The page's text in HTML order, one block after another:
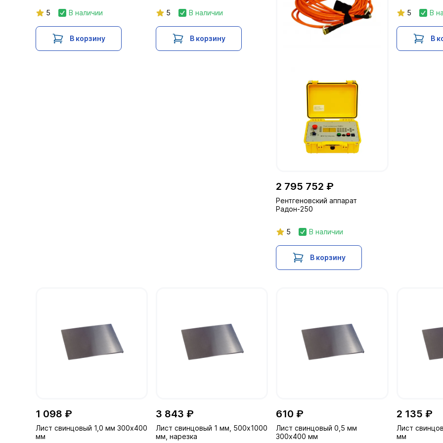
5 В наличии
В корзину
5 В наличии
В корзину
2 795 752 ₽
Рентгеновский аппарат
Радон-250
5 В наличии
В корзину
5 В
В
1 098 ₽
Лист свинцовый 1,0 мм 300х400
мм
3 843 ₽
Лист свинцовый 1 мм, 500х1000
мм, нарезка
610 ₽
Лист свинцовый 0,5 мм
300х400 мм
2 135 ₽
Лист
мм